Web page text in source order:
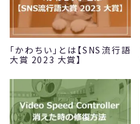
「かわちい」とは【SNS流行語
大賞 2023 大賞】